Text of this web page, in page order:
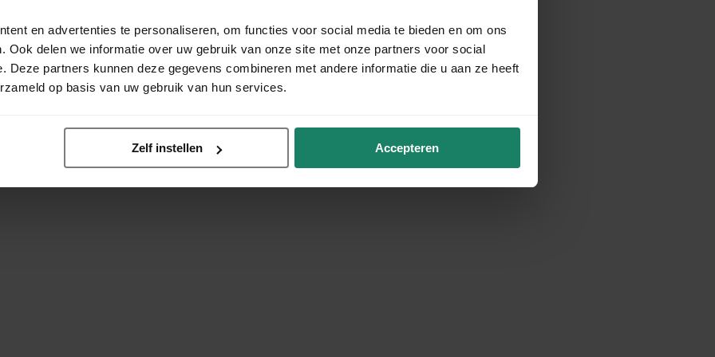
en advertenties te personaliseren, om functies voor social media te bieden en om ons
Ook delen we informatie over uw gebruik van onze site met onze partners voor social
Deze partners kunnen deze gegevens combineren met andere informatie die u aan ze heeft
op basis van uw gebruik van hun services.
Zelf instellen Accepteren